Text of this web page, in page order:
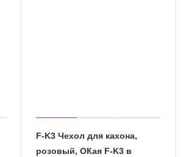
F-K3 Чехол для кахона,
розовый, ОКая F-K3 в